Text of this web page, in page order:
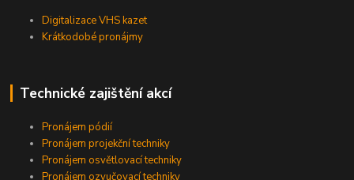
Digitalizace VHS kazet
Krátkodobé pronájmy
Technické zajištění akcí
Pronájem pódií
Pronájem projekční techniky
Pronájem osvětlovací techniky
Pronájem ozvučovací techniky